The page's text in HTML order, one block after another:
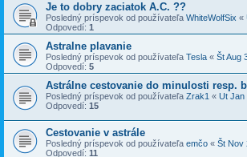
Je to dobry zaciatok A.C. ??
Posledný príspevok od používateľa WhiteWolfSix «
Odpovedí: 1
Astralne plavanie
Posledný príspevok od používateľa Tesla « Št Aug
Odpovedí: 5
Astrálne cestovanie do minulosti resp.
Posledný príspevok od používateľa Zrak1 « Ut Jan
Odpovedí: 15
Cestovanie v astrále
Posledný príspevok od používateľa emčo « Št Nov
Odpovedí: 11